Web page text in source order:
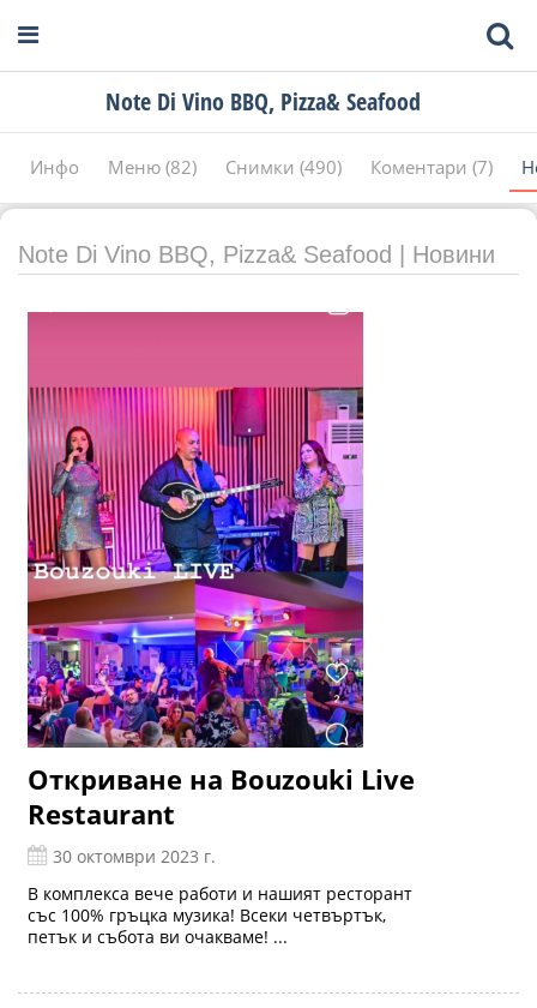
Note Di Vino BBQ, Pizza& Seafood
Инфо Меню (82) Снимки (490) Коментари (7)
Note Di Vino BBQ, Pizza& Seafood | Новини
Откриване на Bouzouki Live
Restaurant
30 октомври 2023 г.
В комплекса вече работи и нашият ресторант
със 100% гръцка музика! Всеки четвъртък,
петък и събота ви очакваме! ...